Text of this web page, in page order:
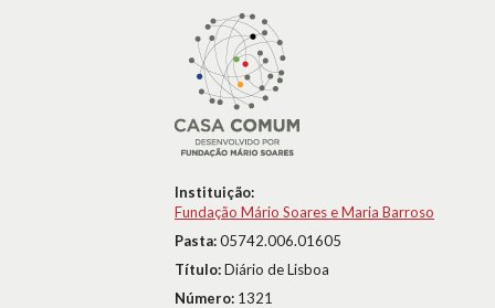
Instituição:
Fundação Mário Soares e Maria Barroso
Pasta:05742.006.01605
Título:Diário de Lisboa
Número: 1321